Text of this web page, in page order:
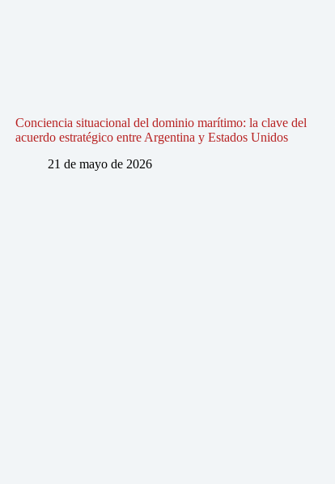
Conciencia situacional del dominio marítimo: la clave del
acuerdo estratégico entre Argentina y Estados Unidos
21 de mayo de 2026